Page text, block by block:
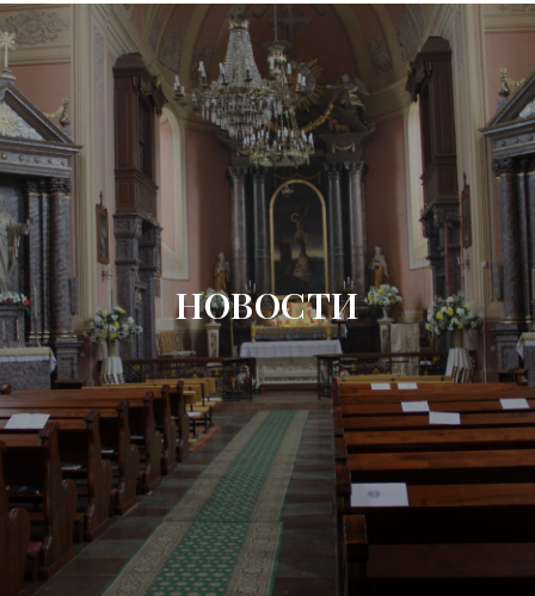
НОВОСТИ